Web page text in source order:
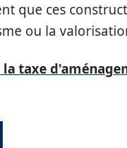
que ces
ou la
la taxe